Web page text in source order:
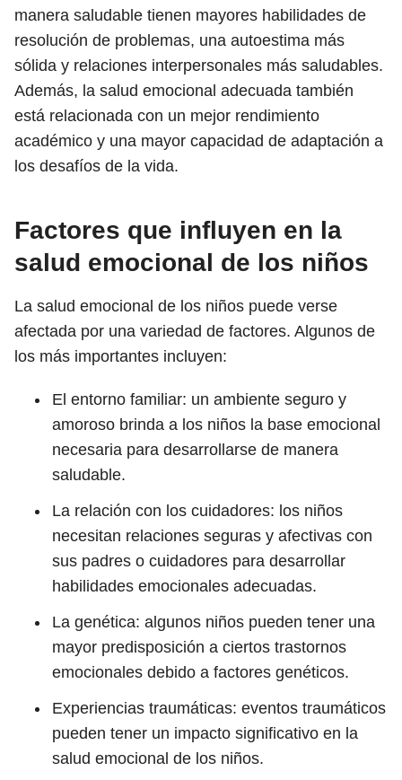
manera saludable tienen mayores habilidades de
resolución de problemas, una autoestima más
sólida y relaciones interpersonales más saludables.
Además, la salud emocional adecuada también
está relacionada con un mejor rendimiento
académico y una mayor capacidad de adaptación a
los desafíos de la vida.
Factores que influyen en la
salud emocional de los niños
La salud emocional de los niños puede verse
afectada por una variedad de factores. Algunos de
los más importantes incluyen:
El entorno familiar: un ambiente seguro y
amoroso brinda a los niños la base emocional
necesaria para desarrollarse de manera
saludable.
La relación con los cuidadores: los niños
necesitan relaciones seguras y afectivas con
sus padres o cuidadores para desarrollar
habilidades emocionales adecuadas.
La genética: algunos niños pueden tener una
mayor predisposición a ciertos trastornos
emocionales debido a factores genéticos.
Experiencias traumáticas: eventos traumáticos
pueden tener un impacto significativo en la
salud emocional de los niños.